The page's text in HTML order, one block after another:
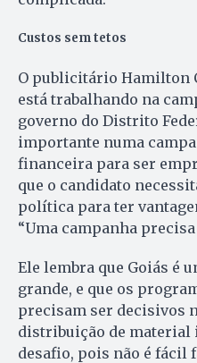
Custos sem tetos
O publicitário Hamilton
está trabalhando na
governo do Distrito
importante numa
financeira para ser
que o candidato
política para ter
“Uma campanha
Ele lembra que Goiás é
grande, e que os
precisam ser decisivos
distribuição de material
desafio, pois não é fácil